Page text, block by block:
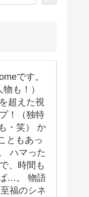
です。
も！）
超えた視
！（独特
・笑） か
ともあっ
ハマった
、時間も
…。 物語
福のシネ